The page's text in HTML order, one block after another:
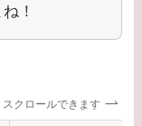
！
スクロールできます